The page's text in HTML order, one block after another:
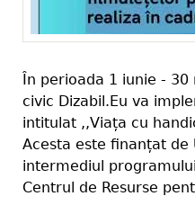
În perioada 1 iunie -
civic Dizabil.Eu va
intitulat ,,Viața cu
Acesta este finanțat de
intermediul
Centrul de Resurse